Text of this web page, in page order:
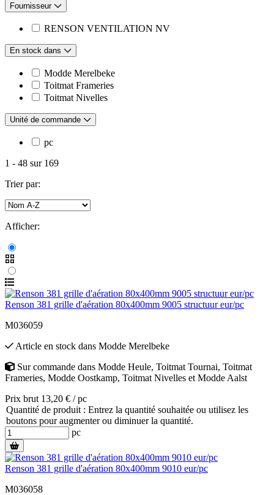
Fournisseur
RENSON VENTILATION NV
En stock dans
Modde Merelbeke
Toitmat Frameries
Toitmat Nivelles
Unité de commande
pc
1 - 48 sur169
Trier par:
Afficher:
Renson 381 grille d'aération 80x400mm 9005 structuur eur/pc
M036059
Article en stock dans Modde Merelbeke
Sur commande dans Modde Heule, Toitmat Tournai, Toitmat
Frameries, Modde Oostkamp, Toitmat Nivelles et Modde Aalst
Prix brut 13,20 € / pc
Quantité de produit : Entrez la quantité souhaitée ou utilisez les
boutons pour augmenter ou diminuer la quantité.
pc
Renson 381 grille d'aération 80x400mm 9010 eur/pc
M036058